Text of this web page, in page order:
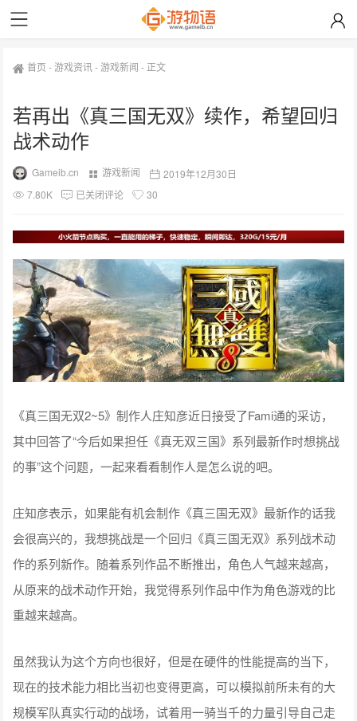
首页 -游戏资讯-游戏新闻 - 正文
若再出《真三国无双》续作，希望回归
战术动作
Gameib.cn 游戏新闻
2019年12月30日
7.80K
已关闭评论 30
《真三国无双2~5》制作人庄知彦近日接受了Fami通的采访，
其中回答了“今后如果担任《真无双三国》系列最新作时想挑战
的事”这个问题，一起来看看制作人是怎么说的吧。
庄知彦表示，如果能有机会制作《真三国无双》最新作的话我
会很高兴的，我想挑战是一个回归《真三国无双》系列战术动
作的系列新作。随着系列作品不断推出，角色人气越来越高，
从原来的战术动作开始，我觉得系列作品中作为角色游戏的比
重越来越高。
虽然我认为这个方向也很好，但是在硬件的性能提高的当下，
现在的技术能力相比当初也变得更高，可以模拟前所未有的大
规模军队真实行动的战场，试着用一骑当千的力量引导自己走